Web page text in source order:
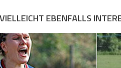
EBENFALLS